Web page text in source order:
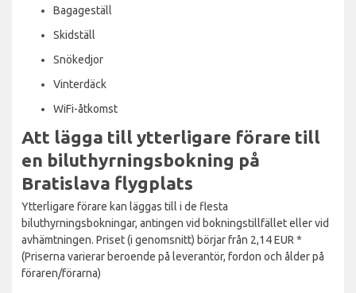
Bagageställ
Skidställ
Snökedjor
Vinterdäck
WiFi-åtkomst
Att lägga till ytterligare förare till
en biluthyrningsbokning på
Bratislava flygplats
Ytterligare förare kan läggas till i de flesta
biluthyrningsbokningar, antingen vid bokningstillfället eller vid
avhämtningen. Priset (i genomsnitt) börjar från 2,14 EUR *
(Priserna varierar beroende på leverantör, fordon och ålder på
föraren/förarna)